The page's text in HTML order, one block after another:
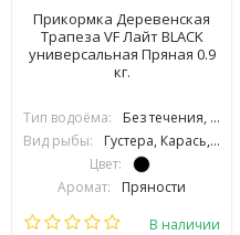
Прикормка Деревенская
Трапеза VF Лайт BLACK
универсальная Пряная 0.9
кг.
Тип водоёма:
Без течения, С течением
Вид рыбы:
Густера, Карась, Карп, Лещ, Линь, Плотва, Подлещик, Подуст, Уклейка, Язь, Сазан
Цвет:
Аромат:
Пряности
Фракция:
В наличии